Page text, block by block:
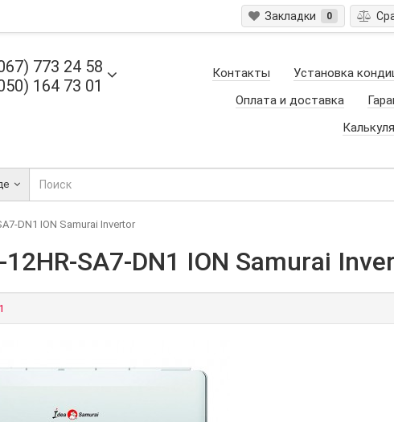
Закладки 0
773 24 58
164 73 01
Контакты Установка
Оплата и доставка
DN1 ION Samurai Invertor
SA7-DN1 ION Samurai